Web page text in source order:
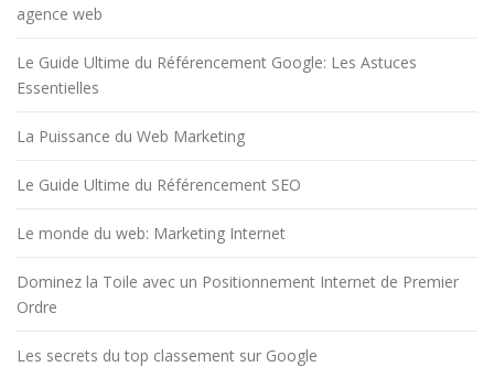
agence web
Le Guide Ultime du Référencement Google: Les Astuces
Essentielles
La Puissance du Web Marketing
Le Guide Ultime du Référencement SEO
Le monde du web: Marketing Internet
Dominez la Toile avec un Positionnement Internet de Premier
Ordre
Les secrets du top classement sur Google